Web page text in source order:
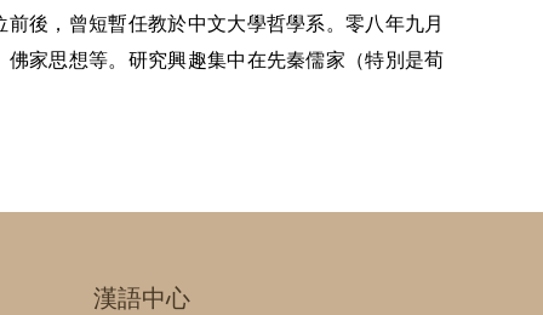
後，曾短暫任教於中文大學哲學系。零八年九月
家思想等。研究興趣集中在先秦儒家（特別是荀
漢語中心